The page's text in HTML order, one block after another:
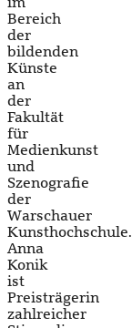
Bereich
der
bildenden
Künste
an
der
Fakultät
für
Medienkunst
und
Szenografie
der
Warschauer
Kunsthochschule.
Anna
Konik
ist
Preisträgerin
zahlreicher